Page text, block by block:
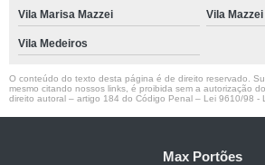
Vila Marisa Mazzei Vila Mazzei
Vila Medeiros
O conteúdo do texto desta página é de direito reservado.
mesmo citando nossos links, é proibida sem a autorização
direito autoral – artigo 184 do Código Penal – Lei 9610/98 -
Max Portões